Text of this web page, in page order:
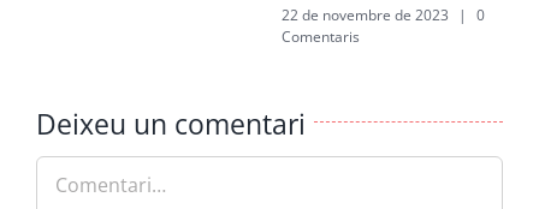
22 de novembre de 2023 |
0
Comentaris
Deixeu un comentari